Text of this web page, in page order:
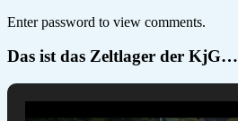
Enter password to view comments.
Das ist das Zeltlager der KjG…